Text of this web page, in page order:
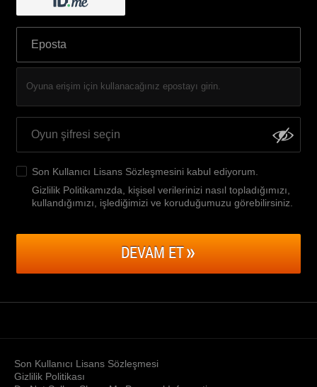
Oyuna erişim için kullanacağınız epostayı girin.
Son Kullanıcı Lisans Sözleşmesini kabul ediyorum.
Gizlilik Politikamızda, kişisel verilerinizi nasıl topladığımızı,
kullandığımızı, işlediğimizi ve koruduğumuzu görebilirsiniz
DEVAM ET
Son Kullanıcı Lisans Sözleşmesi
Gizlilik Politikası